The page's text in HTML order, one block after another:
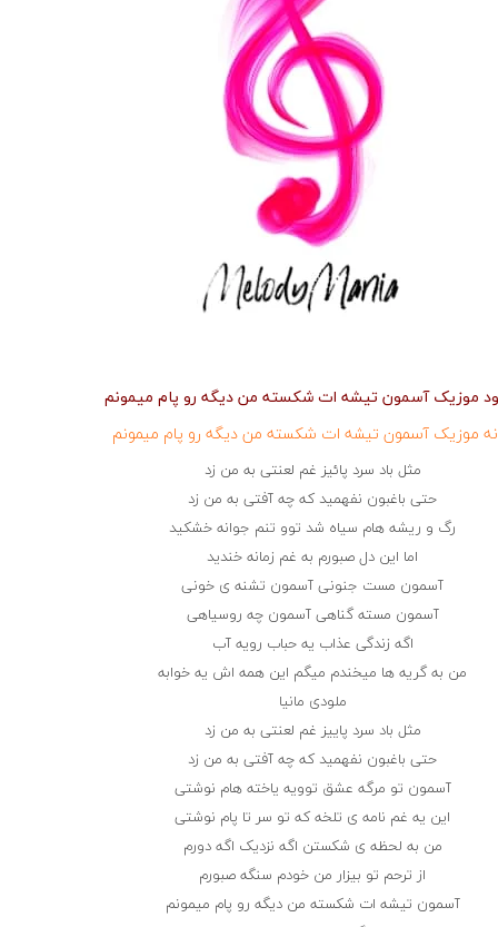
موزیک آسمون تیشه ات شکسته من دیگه رو پام میمونم
موزیک آسمون تیشه ات شکسته من دیگه رو پام میمونم
مثل باد سرد پائیز غم لعنتی به من زد
حتی باغبون نفهمید که چه آفتی به من زد
رگ و ریشه هام سیاه شد توو تنم جوانه خشکید
اما این دل صبورم به غم زمانه خندید
آسمون مست جنونی آسمون تشنه ی خونی
آسمون مسته گناهی آسمون چه روسیاهی
اگه زندگی عذاب یه حباب رویه آب
من به گریه ها میخندم میگم این همه اش یه خوابه
ملودی مانیا
مثل باد سرد پاییز غم لعنتی به من زد
حتی باغبون نفهمید که چه آفتی به من زد
آسمون تو مرگه عشق توویه یاخته هام نوشتی
این یه غم نامه ی تلخه که تو سر تا پام نوشتی
من به لحظه ی شکستن اگه نزدیک اگه دورم
از ترحم تو بیزار من خودم سنگه صبورم
آسمون تیشه ات شکسته من دیگه رو پام میمونم